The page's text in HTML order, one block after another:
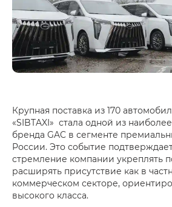
Крупная поставка из 170
«SIBTAXI» стала одной из
бренда GAC в сегменте
России. Это событие
стремление компании укреплять
расширять присутствие как в
коммерческом секторе,
высокого класса.